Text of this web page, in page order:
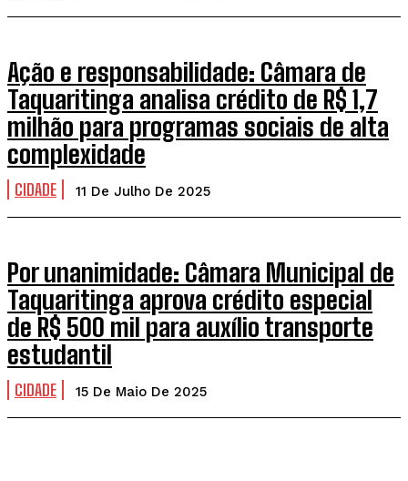
Ação e responsabilidade: Câmara de
Taquaritinga analisa crédito de R$ 1,7
milhão para programas sociais de alta
complexidade
CIDADE 11 De Julho De 2025
Por unanimidade: Câmara Municipal de
Taquaritinga aprova crédito especial
de R$ 500 mil para auxílio transporte
estudantil
CIDADE 15 De Maio De 2025